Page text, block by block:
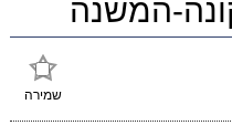
המשנה
שמירה